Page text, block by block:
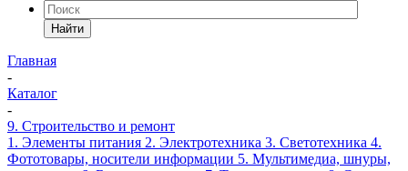
Найти
Главная
-
Каталог
-
9. Строительство и ремонт
1. Элементы питания 2. Электротехника 3. Светотехника 4.
Фототовары, носители информации 5. Мультимедиа, шнуры,